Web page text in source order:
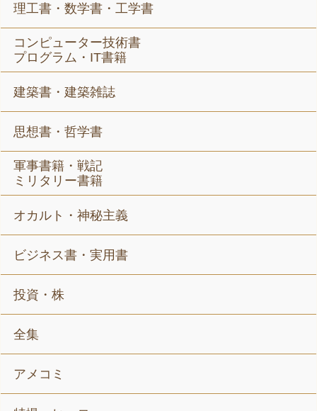
理工書・数学書・工学書
コンピューター技術書
プログラム・IT書籍
建築書・建築雑誌
思想書・哲学書
軍事書籍・戦記
ミリタリー書籍
オカルト・神秘主義
ビジネス書・実用書
投資・株
全集
アメコミ